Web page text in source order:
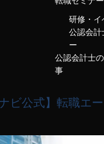
研修・イ
公認会計
ー
公認会計士
事
ビ公式】転職エ